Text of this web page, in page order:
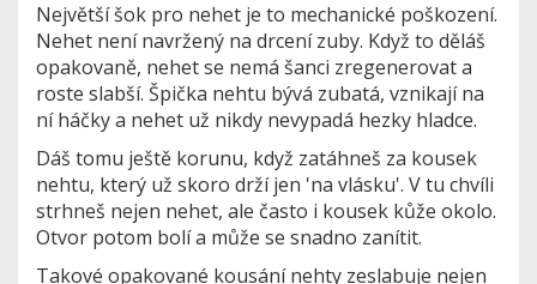
Největší šok pro nehet je to mechanické poškození.
Nehet není navržený na drcení zuby. Když to děláš
opakovaně, nehet se nemá šanci zregenerovat a
roste slabší. Špička nehtu bývá zubatá, vznikají na
ní háčky a nehet už nikdy nevypadá hezky hladce.
Dáš tomu ještě korunu, když zatáhneš za kousek
nehtu, který už skoro drží jen 'na vlásku'. V tu chvíli
strhneš nejen nehet, ale často i kousek kůže okolo.
Otvor potom bolí a může se snadno zanítit.
Takové opakované kousání nehty zeslabuje nejen